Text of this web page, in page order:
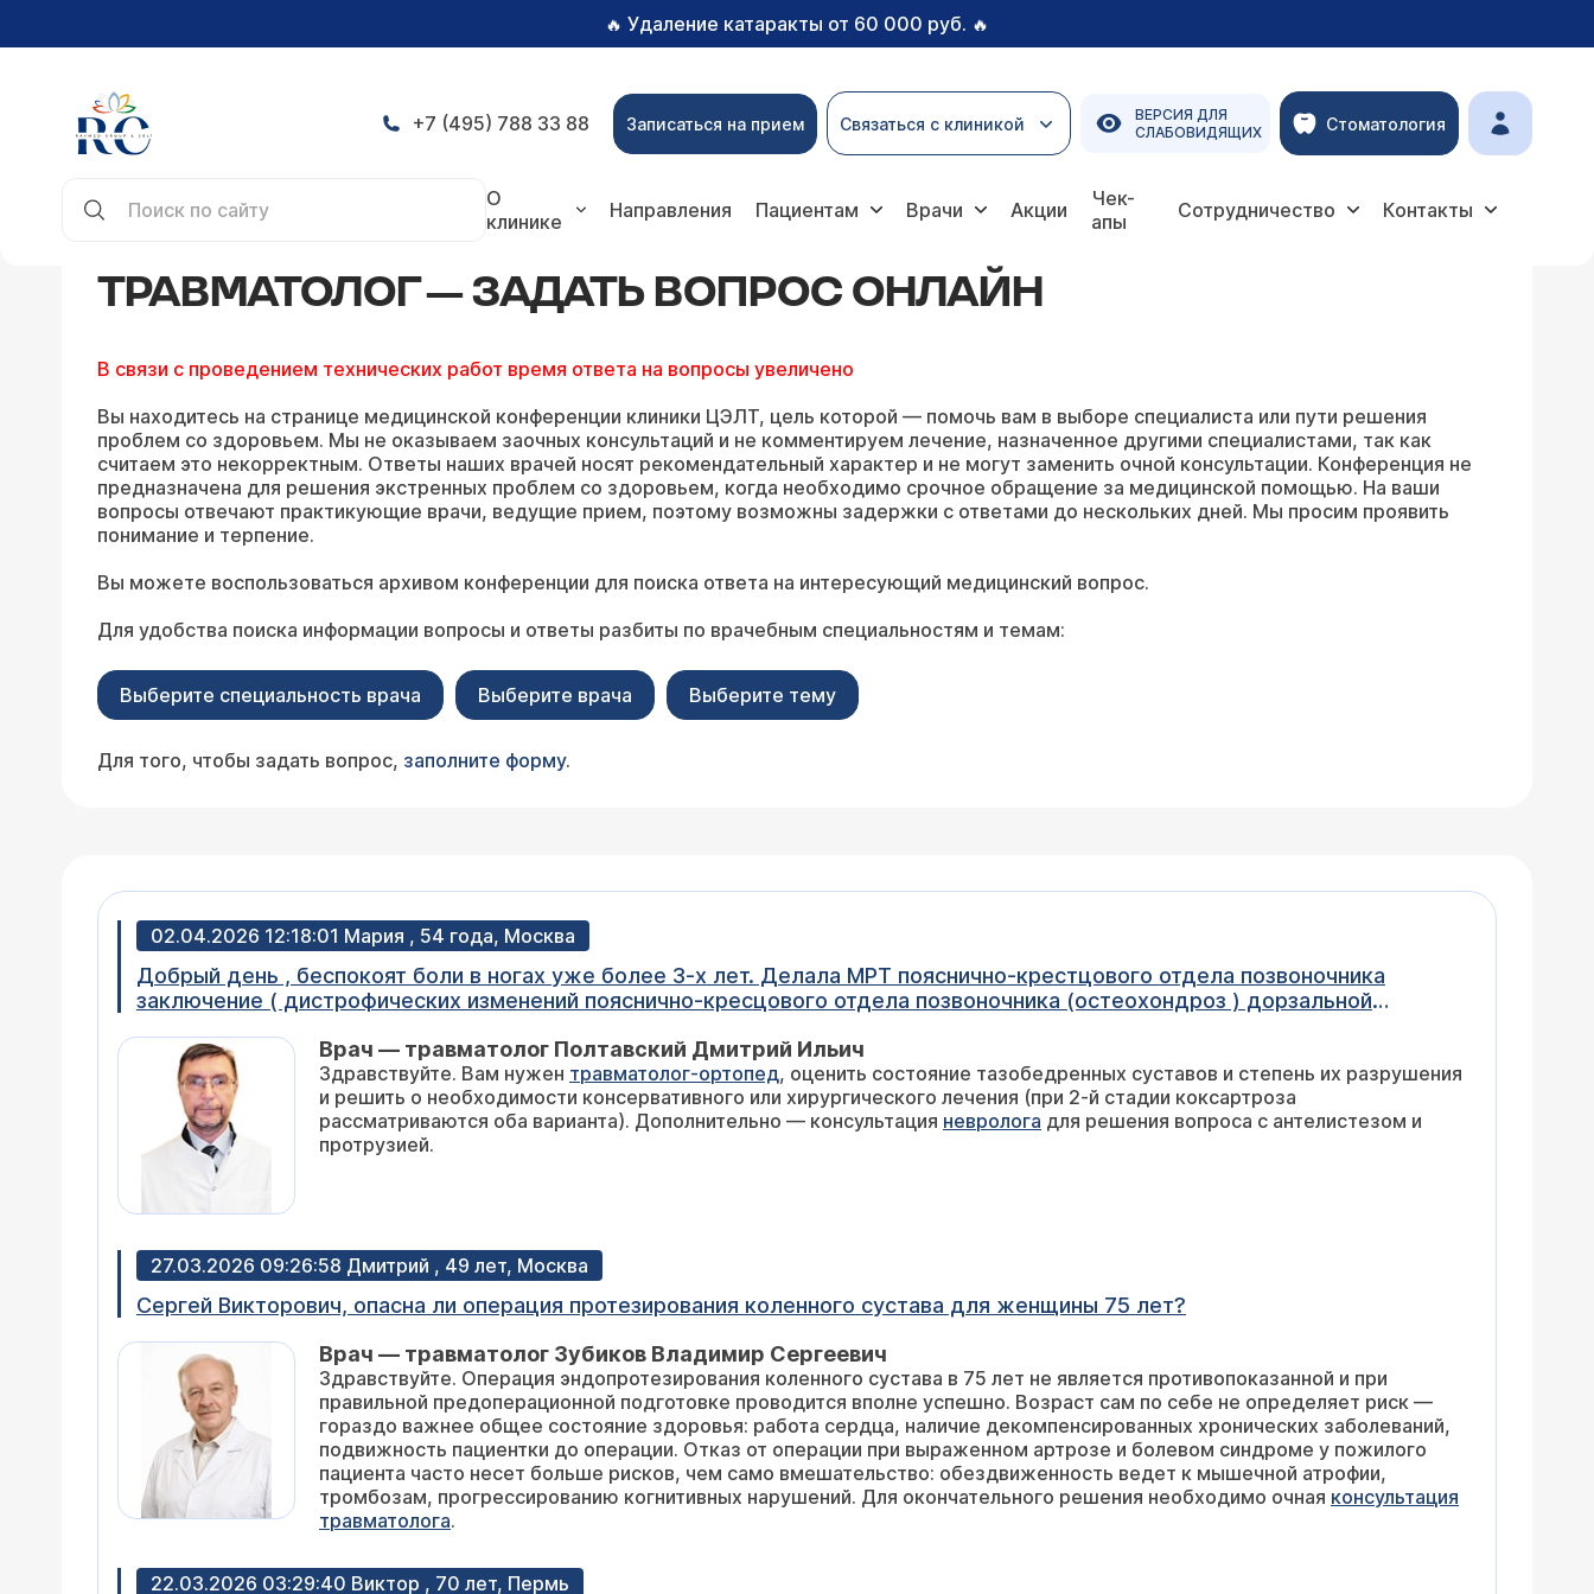
🔥 Удаление катаракты от 60 000 руб. 🔥
+7 (495) 788 33 88 Записаться на прием Связаться с клиникой
ВЕРСИЯ ДЛЯ
СЛАБОВИДЯЩИХ
Стоматология
О
клинике
Направления Пациентам Врачи Акции
Чек-
апы
Сотрудничество Контакты
ТРАВМАТОЛОГ — ЗАДАТЬ ВОПРОС ОНЛАЙН
В связи с проведением технических работ время ответа на вопросы увеличено
Вы находитесь на странице медицинской конференции клиники ЦЭЛТ, цель которой — помочь вам в выборе специалиста или пути решения
проблем со здоровьем. Мы не оказываем заочных консультаций и не комментируем лечение, назначенное другими специалистами, так как
считаем это некорректным. Ответы наших врачей носят рекомендательный характер и не могут заменить очной консультации. Конференция не
предназначена для решения экстренных проблем со здоровьем, когда необходимо срочное обращение за медицинской помощью. На ваши
вопросы отвечают практикующие врачи, ведущие прием, поэтому возможны задержки с ответами до нескольких дней. Мы просим проявить
понимание и терпение.
Вы можете воспользоваться архивом конференции для поиска ответа на интересующий медицинский вопрос.
Для удобства поиска информации вопросы и ответы разбиты по врачебным специальностям и темам:
Выберите специальность врача Выберите врача Выберите тему
Для того, чтобы задать вопрос, заполните форму.
02.04.2026 12:18:01 Мария , 54 года, Москва
Добрый день , беспокоят боли в ногах уже более 3-х лет. Делала МРТ пояснично-крестцового отдела позвоночника
заключение ( дистрофических изменений пояснично-кресцового отдела позвоночника (остеохондроз ) дорзальной
тазобедренных суставов -заключение (признаки деформирующего остеоартроза тазобедренных суставов 2 стадии .
признаки двустороннего трохантерита. Терапия кроме НПВС ничего не назначают. Что нам делать к какому специалисту
обращаться , какое лечение принимать ?
Врач — травматолог Полтавский Дмитрий Ильич
Здравствуйте. Вам нужен травматолог-ортопед, оценить состояние тазобедренных суставов и степень их разрушения
и решить о необходимости консервативного или хирургического лечения (при 2-й стадии коксартроза
рассматриваются оба варианта). Дополнительно — консультация невролога для решения вопроса с антелистезом и
протрузией.
27.03.2026 09:26:58 Дмитрий , 49 лет, Москва
Сергей Викторович, опасна ли операция протезирования коленного сустава для женщины 75 лет?
Врач — травматолог Зубиков Владимир Сергеевич
Здравствуйте. Операция эндопротезирования коленного сустава в 75 лет не является противопоказанной и при
правильной предоперационной подготовке проводится вполне успешно. Возраст сам по себе не определяет риск —
гораздо важнее общее состояние здоровья: работа сердца, наличие декомпенсированных хронических заболеваний,
подвижность пациентки до операции. Отказ от операции при выраженном артрозе и болевом синдроме у пожилого
пациента часто несет больше рисков, чем само вмешательство: обездвиженность ведет к мышечной атрофии,
тромбозам, прогрессированию когнитивных нарушений. Для окончательного решения необходимо очная консультация
травматолога.
22.03.2026 03:29:40 Виктор , 70 лет, Пермь